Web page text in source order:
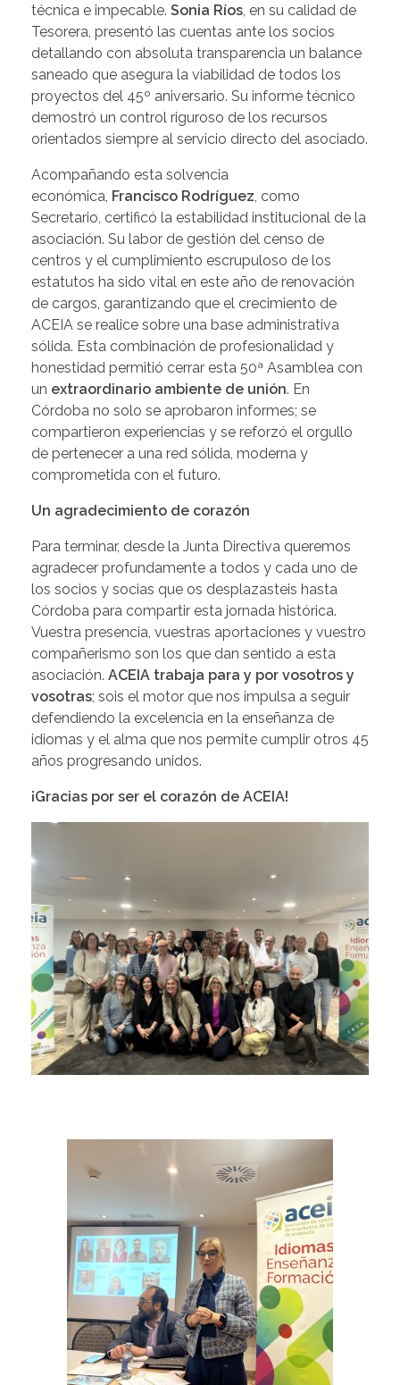
técnica e impecable. Sonia Ríos, en su calidad de
Tesorera, presentó las cuentas ante los socios
detallando con absoluta transparencia un balance
saneado que asegura la viabilidad de todos los
proyectos del 45º aniversario. Su informe técnico
demostró un control riguroso de los recursos
orientados siempre al servicio directo del asociado.
Acompañando esta solvencia
económica, Francisco Rodríguez, como
Secretario, certificó la estabilidad institucional de la
asociación. Su labor de gestión del censo de
centros y el cumplimiento escrupuloso de los
estatutos ha sido vital en este año de renovación
de cargos, garantizando que el crecimiento de
ACEIA se realice sobre una base administrativa
sólida. Esta combinación de profesionalidad y
honestidad permitió cerrar esta 50ª Asamblea con
un extraordinario ambiente de unión. En
Córdoba no solo se aprobaron informes; se
compartieron experiencias y se reforzó el orgullo
de pertenecer a una red sólida, moderna y
comprometida con el futuro.
Un agradecimiento de corazón
Para terminar, desde la Junta Directiva queremos
agradecer profundamente a todos y cada uno de
los socios y socias que os desplazasteis hasta
Córdoba para compartir esta jornada histórica.
Vuestra presencia, vuestras aportaciones y vuestro
compañerismo son los que dan sentido a esta
asociación. ACEIA trabaja para y por vosotros y
vosotras; sois el motor que nos impulsa a seguir
defendiendo la excelencia en la enseñanza de
idiomas y el alma que nos permite cumplir otros 45
años progresando unidos.
¡Gracias por ser el corazón de ACEIA!